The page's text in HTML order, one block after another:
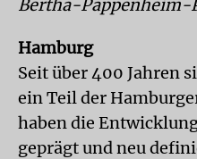
Bertha-Pappenheim-
Hamburg
Seit über 400 Jahren
ein Teil der
haben die
geprägt und neu